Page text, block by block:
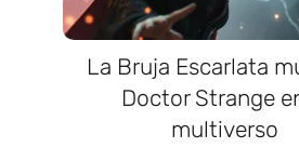
La Bruja Escarlata
Doctor Strange
multiverso